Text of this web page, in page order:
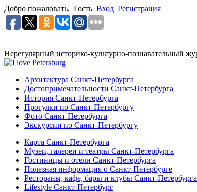
Добро пожаловать, Гость Вход Регистрация
Нерегулярный историко-культурно-познавательный
Архитектура Санкт-Петербурга
Достопримечательности Санкт-Петербурга
История Санкт-Петербурга
Прогулки по Санкт-Петербургу
Фото Санкт-Петербурга
Экскурсии по Санкт-Петербургу
Карта Санкт-Петербурга
Музеи, галереи и театры Санкт-Петербурга
Гостиницы и отели Санкт-Петербурга
Полезная информация о Санкт-Петербурге
Рестораны, кафе, бары и клубы Санкт-Петербурга
Lifestyle Санкт-Петербург